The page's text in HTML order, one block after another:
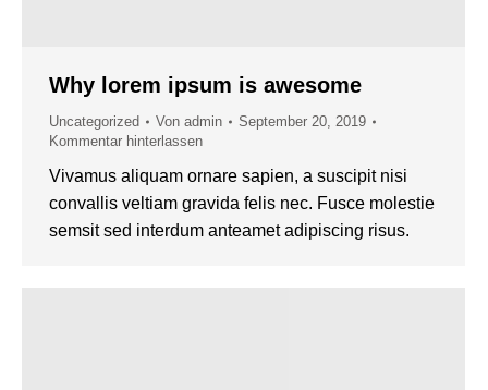
Why lorem ipsum is awesome
Uncategorized Von admin
September 20, 2019
Kommentar hinterlassen
Vivamus aliquam ornare sapien, a suscipit nisi
convallis veltiam gravida felis nec. Fusce molestie
semsit sed interdum anteamet adipiscing risus.